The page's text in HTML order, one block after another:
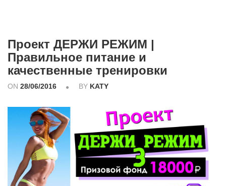
Проект ДЕРЖИ РЕЖИМ |
Правильное питание и
качественные тренировки
ON 28/06/2016 BY KATY